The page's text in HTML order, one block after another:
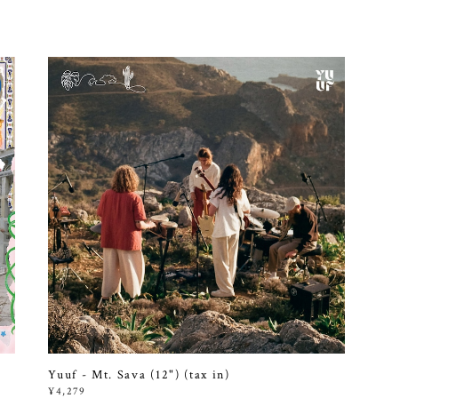
Yuuf - Mt. Sava (12") (tax in)
¥4,279